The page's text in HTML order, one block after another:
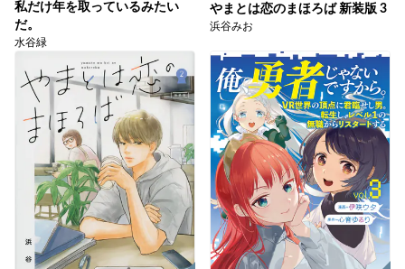
私だけ年を取っているみたい
だ。
水谷緑
やまとは恋のまほろば 新装版 3
浜谷みお